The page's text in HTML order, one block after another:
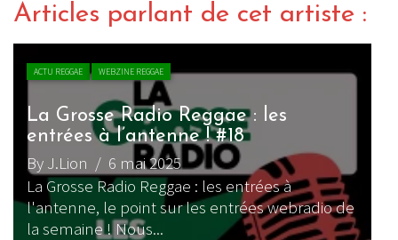
Articles parlant de cet artiste :
ACTU REGGAE WEBZINE REGGAE
La Grosse Radio Reggae : les
entrées à l’antenne ! #18
By J.Lion / 6 mai 2025
La Grosse Radio Reggae : les entrées à
l'antenne, le point sur les entrées webradio de
la semaine ! Nous...